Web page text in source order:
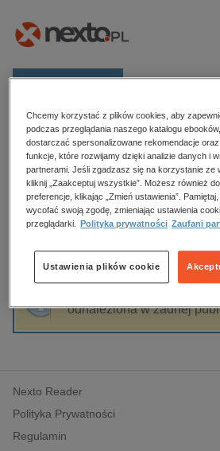
Kategorie
Zobacz wszystkie E-prasa
budownictwo, aranżacja
biznesowe, branżowe,
dzienniki
edukacja
hobby, sport, rozrywka
komputery, internet,
polityka, społeczno-
psychologiczne
inne
Strona główna Fursa Yevgen
Fursa Yevgen
Sortowanie
odnaleziona w żadnej
Nexto Reader
Polityka Prywatności
Regulamin
Chcemy korzystać z plików cookies, aby
podczas przeglądania naszego katalogu
dostarczać spersonalizowane rekomendacje
funkcje, które rozwijamy dzięki analizie danych i
partnerami. Jeśli zgadzasz się na korzystanie ze
kliknij „Zaakceptuj wszystkie”. Możesz również
preferencje, klikając „Zmień ustawienia”.
wycofać swoją zgodę, zmieniając ustawienia
przeglądarki.
Polityka prywatności Zaufani
Ustawienia plików cookie